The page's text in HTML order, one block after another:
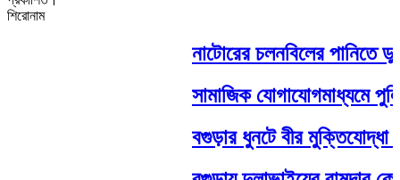
শিরোনাম
নাটোরের চলনবিলের পানিতে
সামাজিক যোগাযোগমাধ্যমে
বগুড়ার ধুনটে বীর